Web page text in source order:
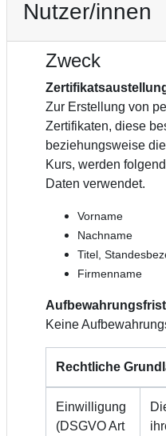
Nutzer/innen
Zweck
Zur Erstellung von
Zertifikaten, diese
beziehungsweise
Kurs, werden
Daten verwendet.
Vorname
Nachname
Titel,
Firmenname
Aufbewahrungsfrist
Keine
Rechtliche
Einwilligung
(DSGVO Art